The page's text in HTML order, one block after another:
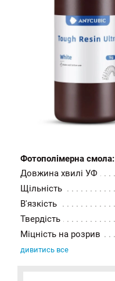
Фотополімерна смола:
Довжина хвилі УФ
Щільність
В'язкість
Твердість
Міцність на розрив
дивитись все